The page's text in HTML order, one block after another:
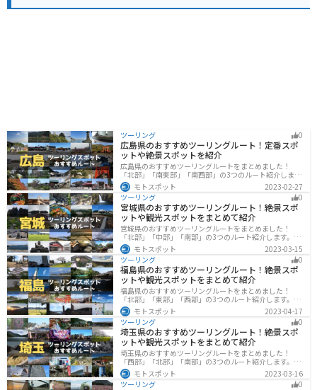
い。
ツーリング 0
広島県のおすすめツーリングルート！定番スポ
ットや絶景スポットを紹介
広島県のおすすめツーリングルートをまとめました！
「北部」「南東部」「南西部」の3つのルート紹介しま
す。自然豊かな山と海だけでなく、歴史的価値のある建
造物も多数あるので、飽きることなくツーリングを堪能
できます。バイクで広島県にツーリングに行く際は参考
にしてください。
モトスポット
2023-02-27
ツーリング
0
宮城県のおすすめツーリングルート！絶景スポ
ットや観光スポットをまとめて紹介
宮城県のおすすめツーリングルートをまとめました！
「北部」「中部」「南部」の3つのルート紹介します。キ
ツネ村や広大な山や滝、湖などを歴史や自然を満喫する
ツーリングができます。バイクで宮城県にツーリングに
行く際は参考にしてください。
モトスポット
2023-03-15
ツーリング
0
福島県のおすすめツーリングルート！絶景スポ
ットや観光スポットをまとめて紹介
福島県のおすすめツーリングルートをまとめました！
「北部」「東部」「西部」の3つのルート紹介します。内
陸部には山々が連なり、海岸線は太平洋に面してるので
観光スポットが多数あります。バイクで福島県にツーリ
ングに行く際は参考にしてください。
モトスポット
2023-04-17
ツーリング
0
埼玉県のおすすめツーリングルート！絶景スポ
ットや観光スポットをまとめて紹介
埼玉県のおすすめツーリングルートをまとめました！
「西部」「北部」「南部」の3つのルート紹介します。自
然豊かな西側と街中の東側で違った楽しみ方ができま
す。バイクで埼玉県にツーリングに行く際は参考にして
ください。
モトスポット
2023-03-16
ツーリング
0